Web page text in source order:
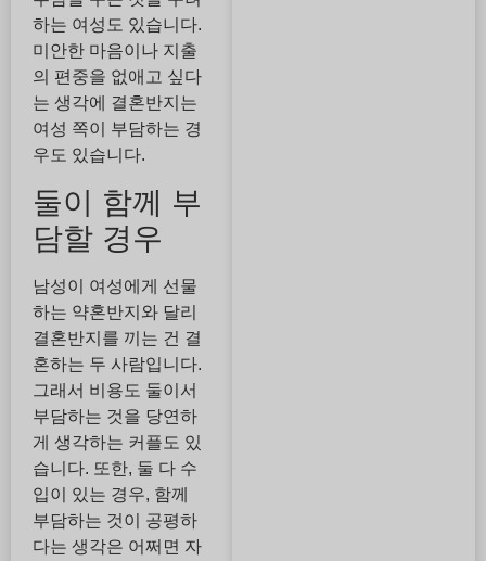
하는 여성도 있습니다.
미안한 마음이나 지출
의 편중을 없애고 싶다
는 생각에 결혼반지는
여성 쪽이 부담하는 경
우도 있습니다.
둘이 함께 부
담할 경우
남성이 여성에게 선물
하는 약혼반지와 달리
결혼반지를 끼는 건 결
혼하는 두 사람입니다.
그래서 비용도 둘이서
부담하는 것을 당연하
게 생각하는 커플도 있
습니다. 또한, 둘 다 수
입이 있는 경우, 함께
부담하는 것이 공평하
다는 생각은 어쩌면 자